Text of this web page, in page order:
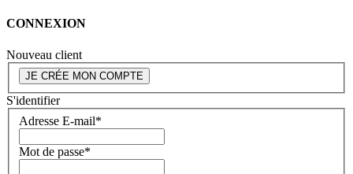
CONNEXION
Nouveau client
JE CRÉE MON COMPTE
S'identifier
Adresse E-mail*
Mot de passe*